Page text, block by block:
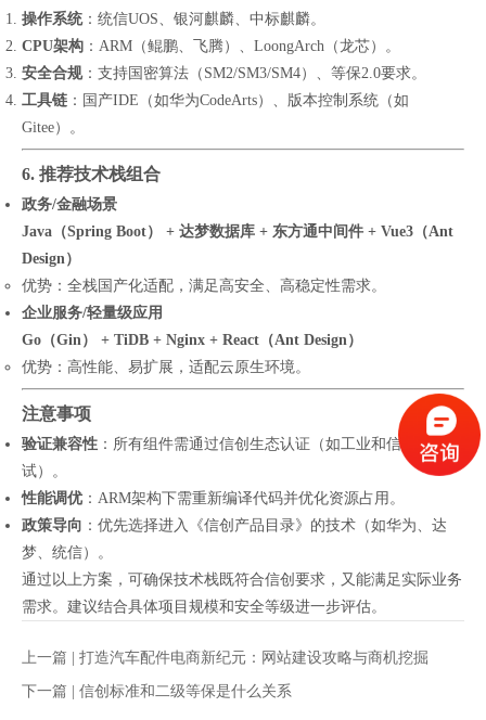
操作系统：统信UOS、银河麒麟、中标麒麟。
CPU架构 ：ARM（鲲鹏、飞腾）、LoongArch（龙芯）。
安全合规：支持国密算法（SM2/SM3/SM4）、等保2.0要求。
工具链 ：国产IDE（如华为CodeArts）、版本控制系统（如
Gitee）。
6. 推荐技术栈组合
政务/金融场景
Java（Spring Boot） + 达梦数据库 + 东方通中间件 + Vue3（Ant
Design）
优势：全栈国产化适配，满足高安全、高稳定性需求。
企业服务/轻量级应用
Go（Gin） + TiDB + Nginx + React（Ant Design）
优势：高性能、易扩展，适配云原生环境。
注意事项
验证兼容性 ：所有组件需通过信创生态认证（如工业和信息化部测
试）。
性能调优 ：ARM架构下需重新编译代码并优化资源占用。
政策导向 ：优先选择进入《信创产品目录》的技术（如华为、达
梦、统信）。
通过以上方案，可确保技术栈既符合信创要求，又能满足实际业务
需求。建议结合具体项目规模和安全等级进一步评估。
上一篇 | 打造汽车配件电商新纪元：网站建设攻略与商机挖掘
下一篇 | 信创标准和二级等保是什么关系